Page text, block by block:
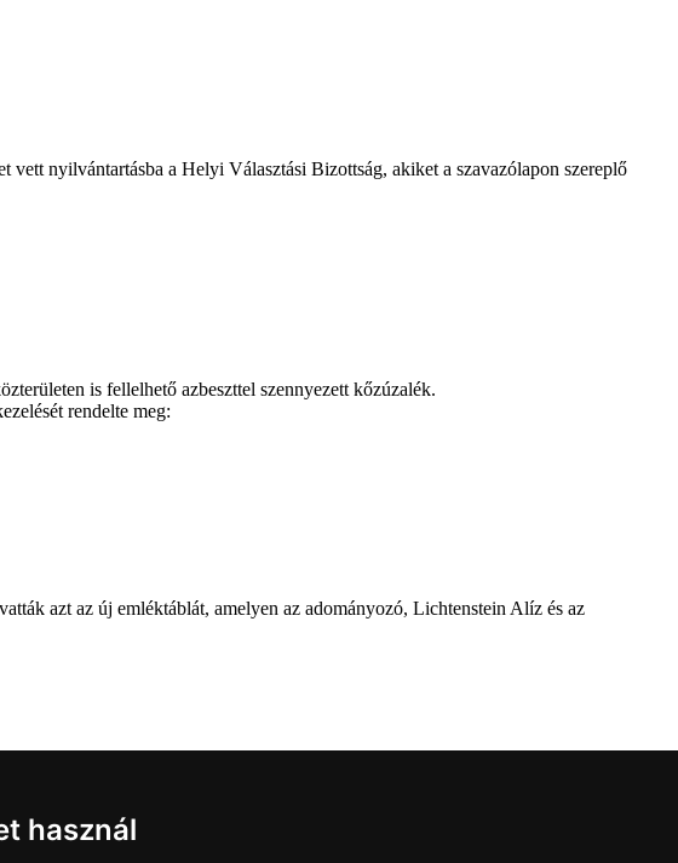
használ
nyilvántartásba a Helyi Választási Bizottság, akiket a szavazólapon szereplő
is fellelhető azbeszttel szennyezett kőzúzalék.
rendelte meg:
azt az új emléktáblát, amelyen az adományozó, Lichtenstein Alíz és az
város díszpolgáráról a Dévai utca elején. A parkavatót július 8-án tartották meg.